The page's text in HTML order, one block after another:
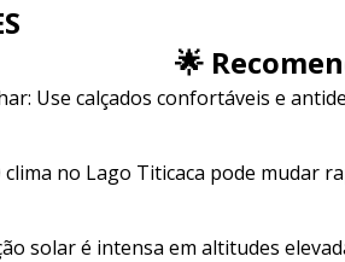
🌟
Use calçados confortáveis ​​e
clima no Lago Titicaca pode mudar
solar é intensa em altitudes